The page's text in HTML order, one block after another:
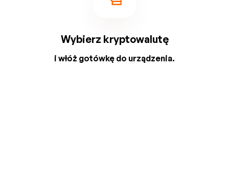
Wybierz kryptowalutę
i włóż gotówkę do urządzenia.